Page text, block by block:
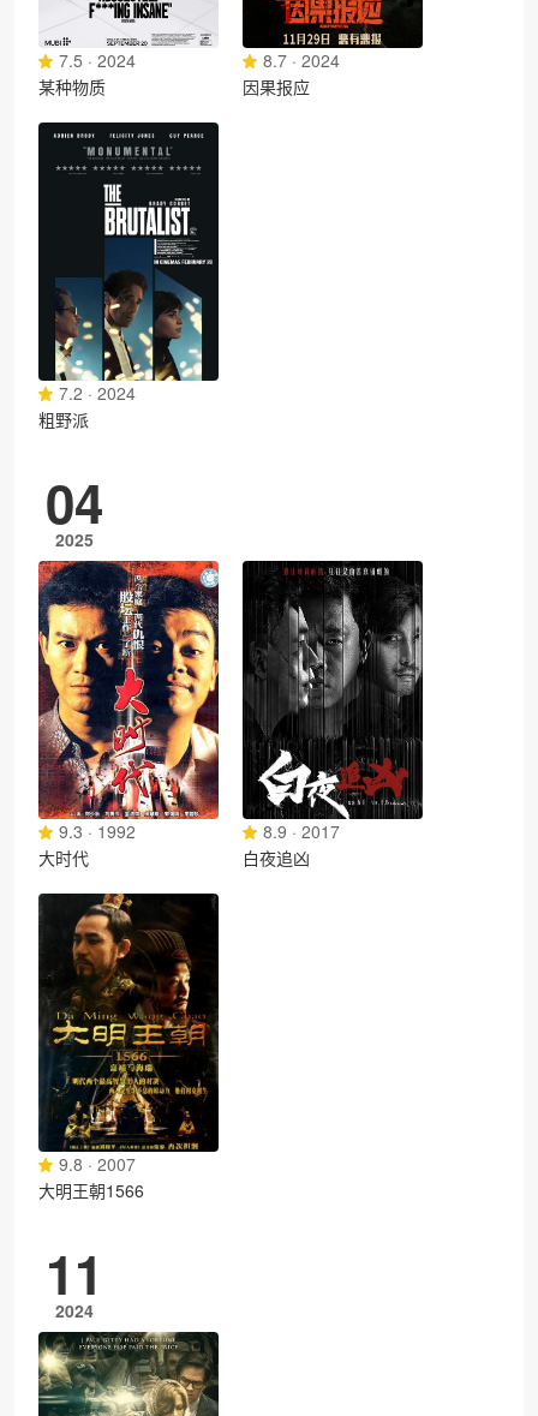
7.5 · 2024
某种物质
8.7 · 2024
因果报应
7.2 · 2024
粗野派
04
2025
9.3 · 1992
大时代
8.9 · 2017
白夜追凶
9.8 · 2007
大明王朝1566
11
2024